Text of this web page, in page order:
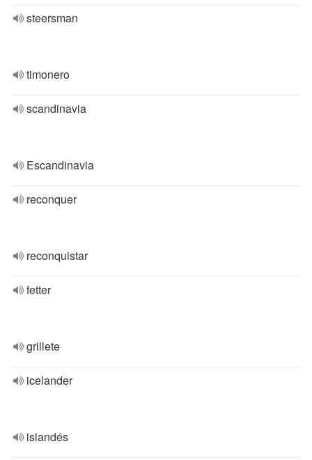
steersman
timonero
scandinavia
Escandinavia
reconquer
reconquistar
fetter
grillete
icelander
islandés